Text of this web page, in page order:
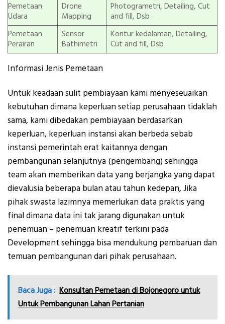
Pemetaan
Udara
Drone
Mapping
Photogrametri, Detailing, Cut
and fill, Dsb
Pemetaan
Perairan
Sensor
Bathimetri
Kontur kedalaman, Detailing,
Cut and fill, Dsb
Informasi Jenis Pemetaan
Untuk keadaan sulit pembiayaan kami menyeseuaikan
kebutuhan dimana keperluan setiap perusahaan tidaklah
sama, kami dibedakan pembiayaan berdasarkan
keperluan, keperluan instansi akan berbeda sebab
instansi pemerintah erat kaitannya dengan
pembangunan selanjutnya (pengembang) sehingga
team akan memberikan data yang berjangka yang dapat
dievalusia beberapa bulan atau tahun kedepan, Jika
pihak swasta lazimnya memerlukan data praktis yang
final dimana data ini tak jarang digunakan untuk
penemuan – penemuan kreatif terkini pada
Development sehingga bisa mendukung pembaruan dan
temuan pembangunan dari pihak perusahaan.
Baca Juga : Konsultan Pemetaan di Bojonegoro untuk
Untuk Pembangunan Lahan Pertanian